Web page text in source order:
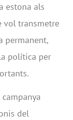
estona als
vol transmetre
permanent,
política per
del